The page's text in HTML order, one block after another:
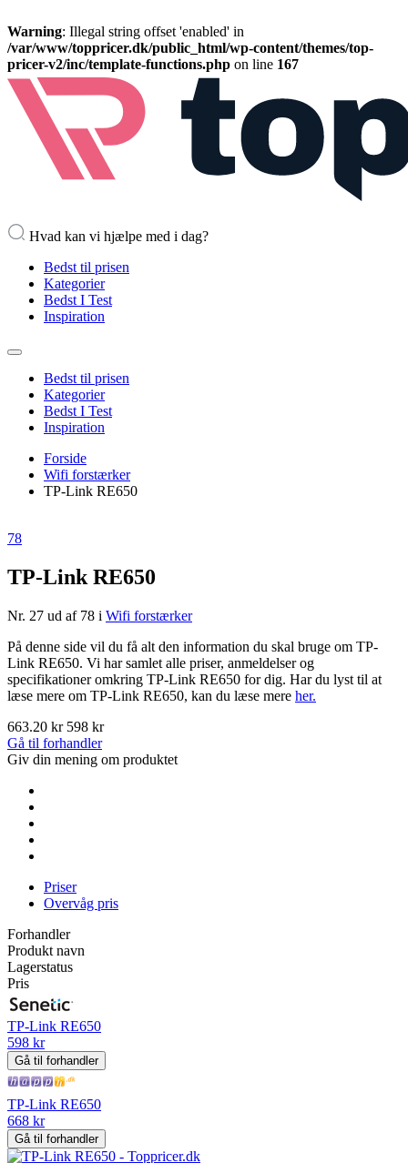
Warning: Illegal string offset 'enabled' in
/var/www/toppricer.dk/public_html/wp-content/themes/top-
pricer-v2/inc/template-functions.php on line 167
Hvad kan vi hjælpe med i dag?
Bedst til prisen
Kategorier
Bedst I Test
Inspiration
Bedst til prisen
Kategorier
Bedst I Test
Inspiration
Forside
Wifi forstærker
TP-Link RE650
78
TP-Link RE650
Nr. 27 ud af 78 i Wifi forstærker
På denne side vil du få alt den information du skal bruge om TP-
Link RE650. Vi har samlet alle priser, anmeldelser og
specifikationer omkring TP-Link RE650 for dig. Har du lyst til at
læse mere om TP-Link RE650, kan du læse mere her.
663.20 kr 598 kr
Gå til forhandler
Giv din mening om produktet
Priser
Overvåg pris
Forhandler
Produkt navn
Lagerstatus
Pris
TP-Link RE650
598 kr
Gå til forhandler
TP-Link RE650
668 kr
Gå til forhandler